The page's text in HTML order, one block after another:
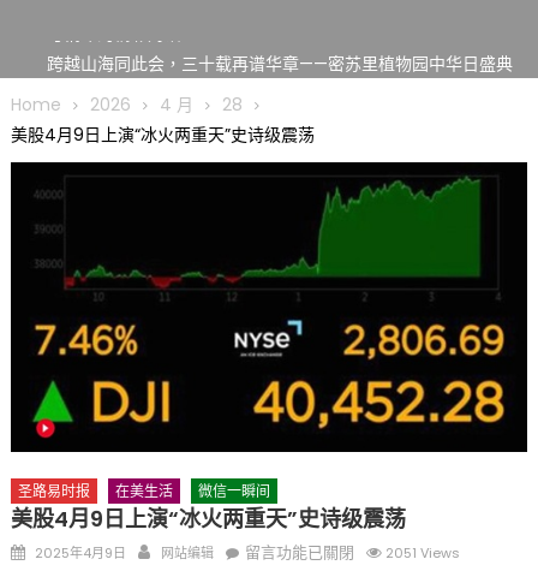
跨越山海同此会，三十载再谱华章——密苏里植物园中华日盛典
圆满举行
圣路易龙舟俱乐部5月16日龙舟体验日 邀请各界亲身体验划行乐
趣 + 水上竞速魅力
三十二载跨越时空的相逢
执掌密苏里植物园近四十年 致力推动全球植物多样性研究与中美
合作 Peter Raven 博士逝世 享年89岁
一晃三十年，初夏又相逢。中华日，等你来赴约 —— 密苏里植物
园“中华日三十周年特别报道（五）
筝声与琴韵交汇：刘励(Li Statler)与钢琴家Darek演绎一场古筝
与钢琴的精彩对话
Home 2026 4 月
28
美股4月9日上演“冰火两重天”史诗级震荡
圣路易时报 在美生活 微信一瞬间
美股4月9日上演“冰火两重天”史诗级震荡
Posted
2025年4月9日 Author
网站编辑
在
留言功能已關閉 2051 Views